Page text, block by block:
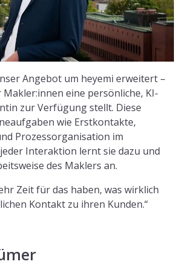
Angebot um heyemi erweitert –
Makler:innen eine persönliche, KI-
zur Verfügung stellt. Diese
wie Erstkontakte,
Prozessorganisation im
Interaktion lernt sie dazu und
des Maklers an.
Zeit für das haben, was wirklich
Kontakt zu ihren Kunden.“